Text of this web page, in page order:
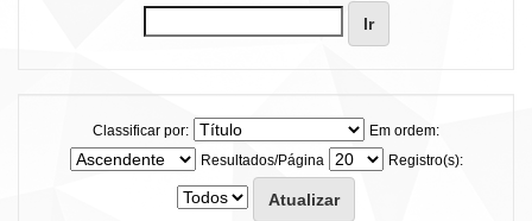
Classificar por:
Em ordem:
Resultados/Página
Registro(s):